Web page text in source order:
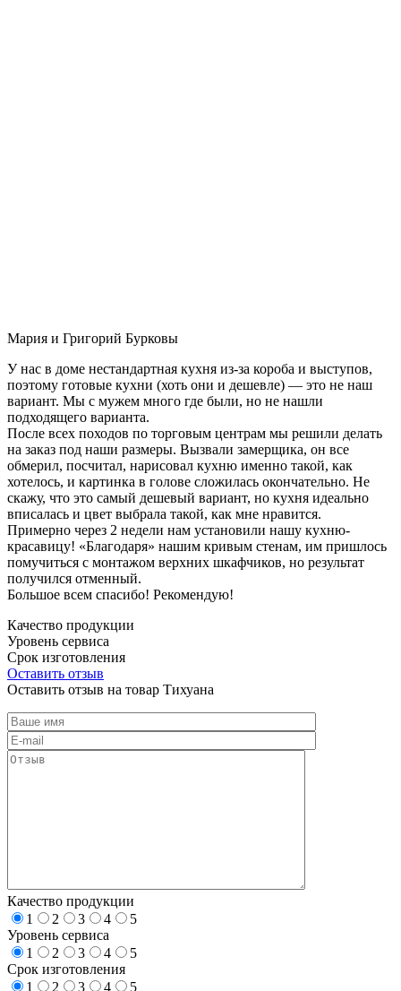
Мария и Григорий Бурковы
У нас в доме нестандартная кухня из-за короба и выступов,
поэтому готовые кухни (хоть они и дешевле) — это не наш
вариант. Мы с мужем много где были, но не нашли
подходящего варианта.
После всех походов по торговым центрам мы решили делать
на заказ под наши размеры. Вызвали замерщика, он все
обмерил, посчитал, нарисовал кухню именно такой, как
хотелось, и картинка в голове сложилась окончательно. Не
скажу, что это самый дешевый вариант, но кухня идеально
вписалась и цвет выбрала такой, как мне нравится.
Примерно через 2 недели нам установили нашу кухню-
красавицу! «Благодаря» нашим кривым стенам, им пришлось
помучиться с монтажом верхних шкафчиков, но результат
получился отменный.
Большое всем спасибо! Рекомендую!
Качество продукции
Уровень сервиса
Срок изготовления
Оставить отзыв
Оставить отзыв на товар Тихуана
Качество продукции
1
2 3 4
5
Уровень сервиса
1
2 3 4
5
Срок изготовления
1
2 3 4
5